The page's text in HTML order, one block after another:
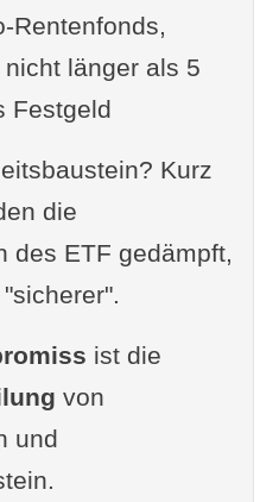
Rentenfonds,
länger als 5
Festgeld
Kurz
die
des ETF gedämpft,
ist die
von
und